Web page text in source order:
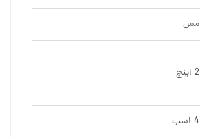
مس
2 اینچ
4 اسب